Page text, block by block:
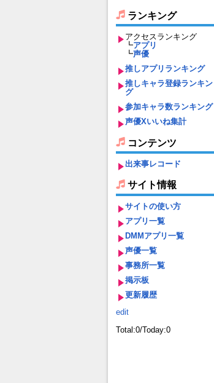
ランキング
アクセスランキング
┗アプリ
┗声優
推しアプリランキング
推しキャラ登録ランキン
グ
参加キャラ数ランキング
声優Xいいね集計
コンテンツ
出来事レコード
サイト情報
サイトの使い方
アプリ一覧
DMMアプリ一覧
声優一覧
事務所一覧
掲示板
更新履歴
edit
Total:0/Today:0